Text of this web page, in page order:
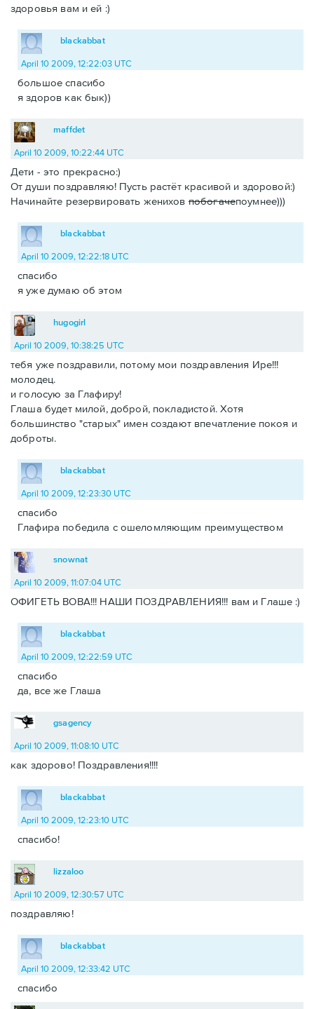
здоровья вам и ей :)
blackabbat
April 10 2009, 12:22:03 UTC
большое спасибо
я здоров как бык))
maffdet
April 10 2009, 10:22:44 UTC
Дети - это прекрасно:)
От души поздравляю! Пусть растёт красивой и здоровой:)
Начинайте резервировать жениховпобогачепоумнее)))
blackabbat
April 10 2009, 12:22:18 UTC
спасибо
я уже думаю об этом
hugogirl
April 10 2009, 10:38:25 UTC
тебя уже поздравили, потому мои поздравления Ире!!!
молодец.
и голосую за Глафиру!
Глаша будет милой, доброй, покладистой. Хотя
большинство "старых" имен создают впечатление покоя и
доброты.
blackabbat
April 10 2009, 12:23:30 UTC
спасибо
Глафира победила с ошеломляющим преимуществом
snownat
April 10 2009, 11:07:04 UTC
ОФИГЕТЬ ВОВА!!! НАШИ ПОЗДРАВЛЕНИЯ!!! вам и Глаше :)
blackabbat
April 10 2009, 12:22:59 UTC
спасибо
да, все же Глаша
gsagency
April 10 2009, 11:08:10 UTC
как здорово! Поздравления!!!!
blackabbat
April 10 2009, 12:23:10 UTC
спасибо!
lizzaloo
April 10 2009, 12:30:57 UTC
поздравляю!
blackabbat
April 10 2009, 12:33:42 UTC
спасибо